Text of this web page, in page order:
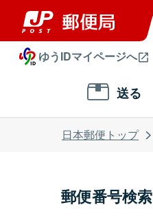
ゆうIDマイページへ
送る
日本郵便トップ
郵便番号検索